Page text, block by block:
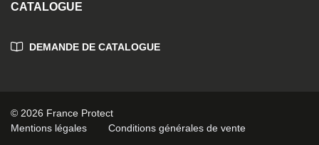
CATALOGUE
DEMANDE DE CATALOGUE
© 2026 France Protect
Mentions légales
Conditions générales de vente